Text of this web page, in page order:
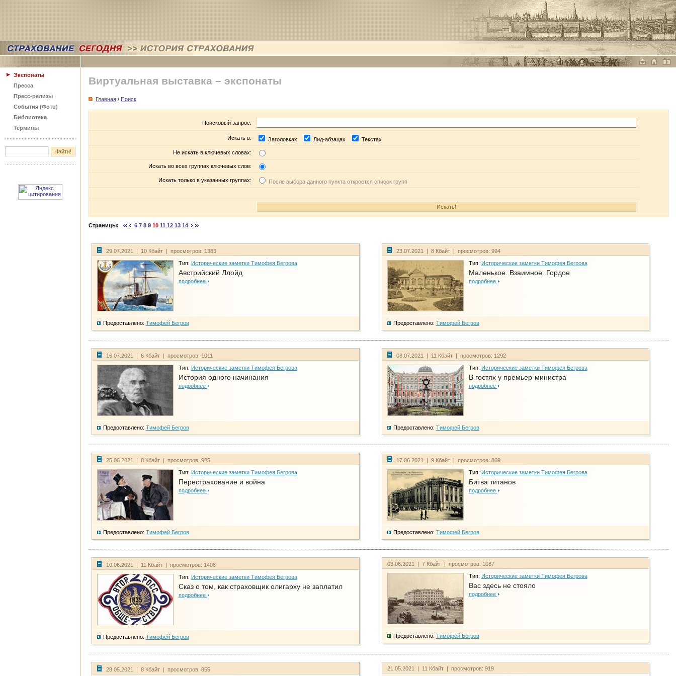
Экспонаты
Пресса
Пресс-релизы
События (Фото)
Библиотека
Термины
Виртуальная выставка – экспонаты
Главная / Поиск
Поисковый запрос:
Искать в: Заголовках Лид-абзацах Текстах
Не искать в ключевых словах:
Искать во всех группах ключевых слов:
Искать только в указанных группах: После выбора данного пункта откроется список групп
Страницы: 6 7 8 9 10 11 12 13 14
29.07.2021 | 10 Кбайт | просмотров: 1383
Тип: Исторические заметки Тимофея Бегрова
Австрийский Ллойд
подробнее
Предоставлено: Тимофей Бегров
23.07.2021 | 8 Кбайт | просмотров: 994
Тип: Исторические заметки Тимофея Бегрова
Маленькое. Взаимное. Гордое
подробнее
Предоставлено: Тимофей Бегров
16.07.2021 | 6 Кбайт | просмотров: 1011
Тип: Исторические заметки Тимофея Бегрова
История одного начинания
подробнее
Предоставлено: Тимофей Бегров
08.07.2021 | 11 Кбайт | просмотров: 1292
Тип: Исторические заметки Тимофея Бегрова
В гостях у премьер-министра
подробнее
Предоставлено: Тимофей Бегров
25.06.2021 | 8 Кбайт | просмотров: 925
Тип: Исторические заметки Тимофея Бегрова
Перестрахование и война
подробнее
Предоставлено: Тимофей Бегров
17.06.2021 | 9 Кбайт | просмотров: 869
Тип: Исторические заметки Тимофея Бегрова
Битва титанов
подробнее
Предоставлено: Тимофей Бегров
10.06.2021 | 11 Кбайт | просмотров: 1408
Тип: Исторические заметки Тимофея Бегрова
Сказ о том, как страховщик олигарху не заплатил
подробнее
Предоставлено: Тимофей Бегров
03.06.2021 | 7 Кбайт | просмотров: 1087
Тип: Исторические заметки Тимофея Бегрова
Вас здесь не стояло
подробнее
Предоставлено: Тимофей Бегров
28.05.2021 | 8 Кбайт | просмотров: 855 21.05.2021 | 11 Кбайт | просмотров: 919